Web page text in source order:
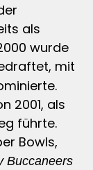
als
wurde
mit
2001, als
führte.
Bowls,
Buccaneers